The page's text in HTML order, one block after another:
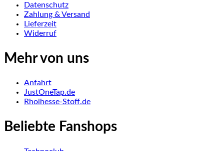
Datenschutz
Zahlung & Versand
Lieferzeit
Widerruf
Mehr von uns
Anfahrt
JustOneTap.de
Rhoihesse-Stoff.de
Beliebte Fanshops